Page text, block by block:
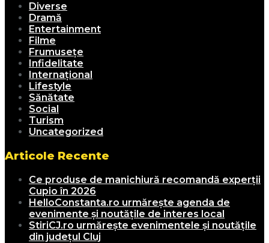
Diverse
Dramă
Entertainment
Filme
Frumusețe
Infidelitate
Internațional
Lifestyle
Sănătate
Social
Turism
Uncategorized
Articole Recente
Ce produse de manichiură recomandă experții
Cupio în 2026
HelloConstanta.ro urmărește agenda de
evenimente și noutățile de interes local
StiriCJ.ro urmărește evenimentele și noutățile
din județul Cluj